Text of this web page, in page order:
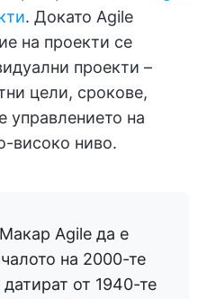
. Докато Agile
на проекти се
проекти –
цели, срокове,
управлението на
високо ниво.
Макар Agile да е
на 2000-те
от 1940-те